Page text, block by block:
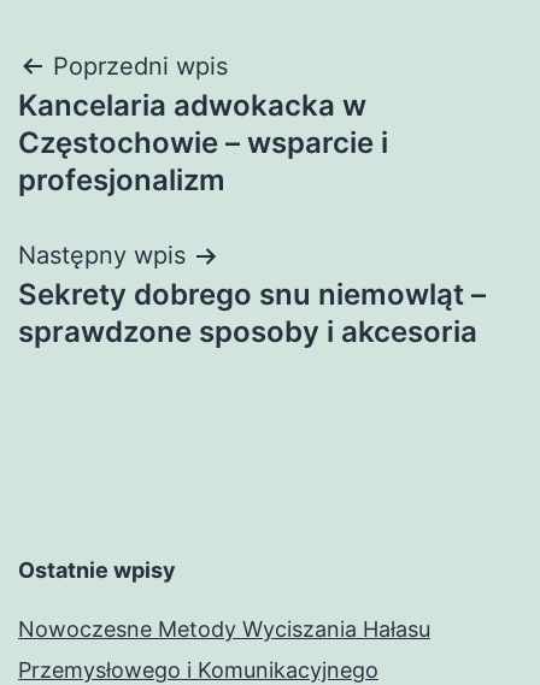
Nawigacja
wpisu
Poprzedni wpis
Kancelaria adwokacka w
Częstochowie – wsparcie i
profesjonalizm
Następny wpis
Sekrety dobrego snu niemowląt –
sprawdzone sposoby i akcesoria
Ostatnie wpisy
Nowoczesne Metody Wyciszania Hałasu
Przemysłowego i Komunikacyjnego